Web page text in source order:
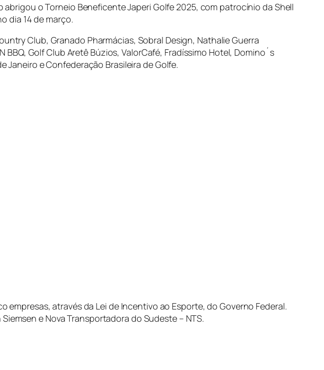
o Torneio Beneficente Japeri Golfe 2025, com patrocínio da Shell
dia 14 de março.
Club, Granado Pharmácias, Sobral Design, Nathalie Guerra
Golf Club Aretê Búzios, ValorCafé, Fradíssimo Hotel, Domino´s
Janeiro e Confederação Brasileira de Golfe.
através da Lei de Incentivo ao Esporte, do Governo Federal.
e Nova Transportadora do Sudeste – NTS.